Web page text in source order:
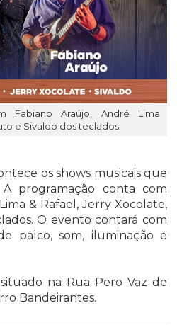
Fabiano Araújo, André Lima
e Sivaldo dos teclados.
os shows musicais que
programação conta com
& Rafael, Jerry Xocolate,
O evento contará com
palco, som, iluminação e
na Rua Pero Vaz de
Bandeirantes.